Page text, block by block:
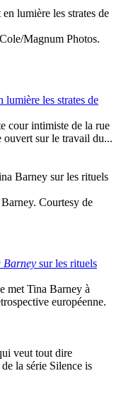
Magnum Photos.
lumière les strates de
cour intimiste de la rue
ouvert sur le travail du...
Courtesy de
Barney sur les rituels
met Tina Barney à
européenne.
la série Silence is